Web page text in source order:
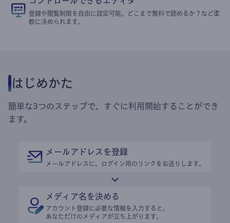
登録や閲覧制限を自由に設定可能。どこまで無料で読めるか？など柔
軟に決められます。
はじめかた
簡単な3つのステップで、すぐに利用開始することができ
ます。
メールアドレスを登録
メールアドレスに、ログイン用のリンクをお送りします。
メディア名を決める
アカウント登録に必要な情報を入力すると、
あなただけのメディアが立ち上がります。